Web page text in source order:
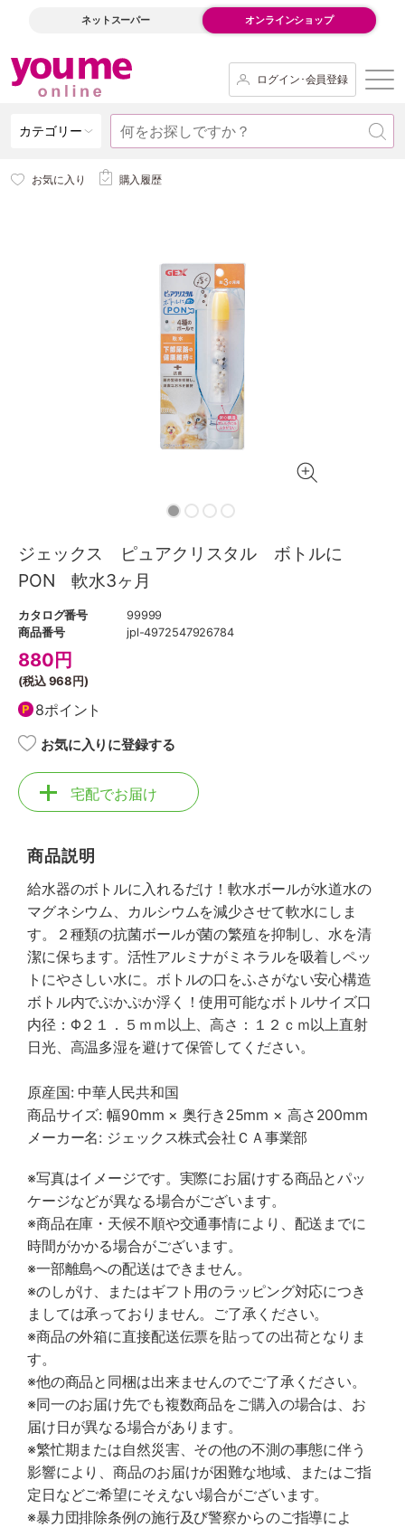
ネットスーパー オンラインショップ
ログイン･会員登録
カテゴリー
お気に入り 購入履歴
ジェックス ピュアクリスタル ボトルに
PON 軟水3ヶ月
カタログ番号
99999
商品番号
jpl-4972547926784
880 円
(税込968円)
8ポイント
お気に入りに登録する
宅配でお届け
商品説明
給水器のボトルに入れるだけ！軟水ボールが水道水の
マグネシウム、カルシウムを減少させて軟水にしま
す。２種類の抗菌ボールが菌の繁殖を抑制し、水を清
潔に保ちます。活性アルミナがミネラルを吸着しペッ
トにやさしい水に。ボトルの口をふさがない安心構造
ボトル内でぷかぷか浮く！使用可能なボトルサイズ口
内径：Φ２１．５ｍｍ以上、高さ：１２ｃｍ以上直射
日光、高温多湿を避けて保管してください。
原産国: 中華人民共和国
商品サイズ: 幅90mm × 奥行き25mm × 高さ200mm
メーカー名: ジェックス株式会社ＣＡ事業部
※写真はイメージです。実際にお届けする商品とパッ
ケージなどが異なる場合がございます。
※商品在庫・天候不順や交通事情により、配送までに
時間がかかる場合がございます。
※一部離島への配送はできません。
※のしがけ、またはギフト用のラッピング対応につき
ましては承っておりません。ご了承ください。
※商品の外箱に直接配送伝票を貼っての出荷となりま
す。
※他の商品と同梱は出来ませんのでご了承ください。
※同一のお届け先でも複数商品をご購入の場合は、お
届け日が異なる場合があります。
※繁忙期または自然災害、その他の不測の事態に伴う
影響により、商品のお届けが困難な地域、またはご指
定日などご希望にそえない場合がございます。
※暴力団排除条例の施行及び警察からのご指導によ